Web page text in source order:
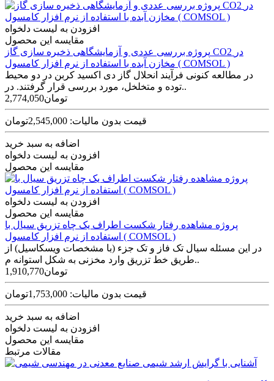
افزودن به لیست دلخواه
مقایسه این محصول
پروژه بررسی عددی و آزمایشگاهی ذخیره سازی گاز CO2 در
مخازن آبده با استفاده از نرم افزار کامسول ( COMSOL )
در مطالعه کنونی فرآیند انحلال گاز دی اکسید کربن در دو محیط
توده و متخلخل، مورد بررسی قرار گرفتند. در..
2,774,050تومان
قیمت بدون مالیات: 2,545,000تومان
اضافه به سبد خرید
افزودن به لیست دلخواه
مقایسه این محصول
افزودن به لیست دلخواه
مقایسه این محصول
پروژه مشاهده رفتار شکست اطراف یک چاه تزریق سیال با
استفاده از نرم افزار کامسول ( COMSOL )
در این مسئله سیال تک فاز و تک جزء (با مشخصات ویسکاسیل) از
طریق خط تزریق وارد مخزنی به شکل استوانه­ م..
1,910,770تومان
قیمت بدون مالیات: 1,753,000تومان
اضافه به سبد خرید
افزودن به لیست دلخواه
مقایسه این محصول
مقالات مرتبط